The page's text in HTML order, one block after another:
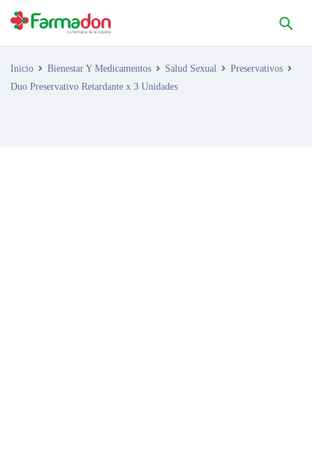
Inicio Bienestar Y Medicamentos Salud Sexual
Preservativos
Duo Preservativo Retardante x 3 Unidades